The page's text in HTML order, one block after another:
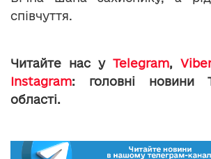
співчуття.
Читайте нас у Telegram, Viber
Instagram: головні новини
області.